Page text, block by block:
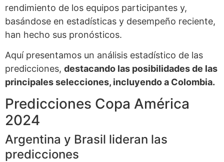
rendimiento de los equipos participantes y,
basándose en estadísticas y desempeño reciente,
han hecho sus pronósticos.
Aquí presentamos un análisis estadístico de las
predicciones, destacando las posibilidades de las
principales selecciones, incluyendo a Colombia.
Predicciones Copa América
2024
Argentina y Brasil lideran las
predicciones